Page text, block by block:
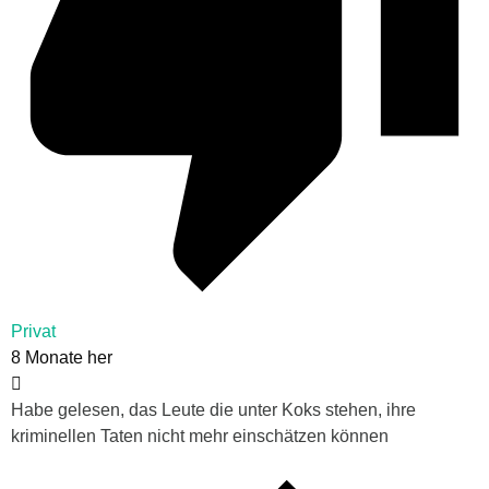
Privat
8 Monate her
Habe gelesen, das Leute die unter Koks stehen, ihre
kriminellen Taten nicht mehr einschätzen können